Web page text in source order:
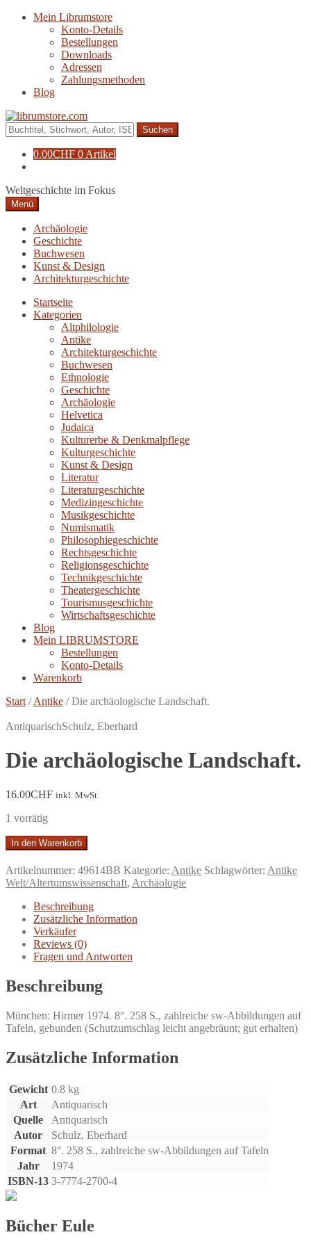
Navigation
Zum
Mein Librumstore
Konto-Details
Bestellungen
Downloads
Adressen
Zahlungsmethoden
Blog
Suche
nach:
0.00CHF 0 Artikel
Weltgeschichte im Fokus
Menü
Archäologie
Geschichte
Buchwesen
Kunst & Design
Architekturgeschichte
Startseite
Kategorien
Altphilologie
Antike
Architekturgeschichte
Buchwesen
Ethnologie
Geschichte
Archäologie
Helvetica
Judaica
Kulturerbe & Denkmalpflege
Kulturgeschichte
Kunst & Design
Literatur
Literaturgeschichte
Medizingeschichte
Musikgeschichte
Numismatik
Philosophiegeschichte
Rechtsgeschichte
Religionsgeschichte
Technikgeschichte
Theatergeschichte
Tourismusgeschichte
Wirtschaftsgeschichte
Blog
Mein LIBRUMSTORE
Bestellungen
Konto-Details
Warenkorb
Start /Antike /Die archäologische Landschaft.
AntiquarischSchulz, Eberhard
Die archäologische Landschaft.
16.00CHF inkl. MwSt.
1 vorrätig
Die
archäologische
Landschaft.
Menge
In den Warenkorb
Artikelnummer: 49614BB Kategorie: Antike Schlagwörter: Antike
Welt/Altertumswissenschaft, Archäologie
Beschreibung
Zusätzliche Information
Verkäufer
Reviews (0)
Fragen und Antworten
Beschreibung
München: Hirmer 1974. 8°. 258 S., zahlreiche sw-Abbildungen auf
Tafeln, gebunden (Schutzumschlag leicht angebräunt; gut erhalten)
Zusätzliche Information
Gewicht 0.8 kg
Art
Antiquarisch
Quelle
Antiquarisch
Autor
Schulz, Eberhard
Format 8°. 258 S., zahlreiche sw-Abbildungen auf Tafeln
Jahr
1974
ISBN-13 3-7774-2700-4
Bücher Eule